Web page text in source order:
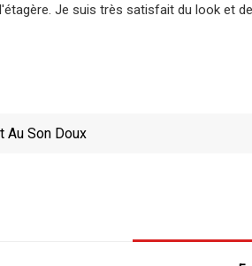
Je suis très satisfait du look et
Au Son Doux